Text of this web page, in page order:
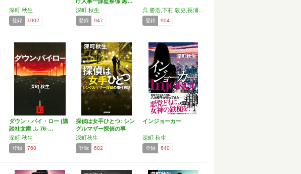
深町 秋生
登録 1002
深町 秋生
登録 947 登録 904
ダウン・バイ・ロー (講
談社文庫 ふ 76-…
深町 秋生
登録 760
探偵は女手ひとつ: シン
グルマザー探偵の事
件…
深町秋生
登録 682
インジョーカー
深町 秋生
登録 640